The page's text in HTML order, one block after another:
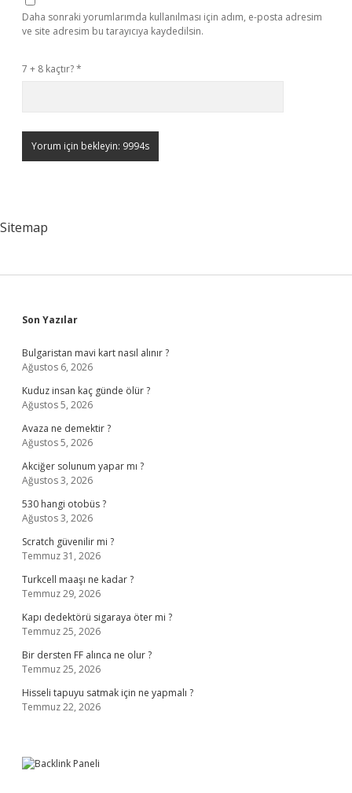
Daha sonraki yorumlarımda kullanılması için adım, e-posta adresim
ve site adresim bu tarayıcıya kaydedilsin.
7 + 8 kaçtır?*
Sitemap
Sidebar
Son Yazılar
Bulgaristan mavi kart nasıl alınır ?
Ağustos 6, 2026
Kuduz insan kaç günde ölür ?
Ağustos 5, 2026
Avaza ne demektir ?
Ağustos 5, 2026
Akciğer solunum yapar mı ?
Ağustos 3, 2026
530 hangi otobüs ?
Ağustos 3, 2026
Scratch güvenilir mi ?
Temmuz 31, 2026
Turkcell maaşı ne kadar ?
Temmuz 29, 2026
Kapı dedektörü sigaraya öter mi ?
Temmuz 25, 2026
Bir dersten FF alınca ne olur ?
Temmuz 25, 2026
Hisseli tapuyu satmak için ne yapmalı ?
Temmuz 22, 2026